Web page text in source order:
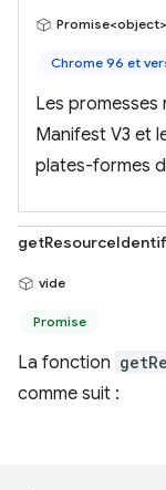
Promise<object>
Chrome 96 et
Les
Manifest V3 et
plates-formes
vide
Promise
La fonction
comme suit :